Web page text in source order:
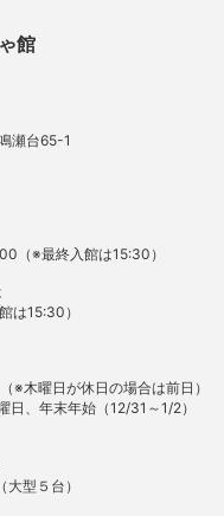
館
瀬台65-1
（※最終入館は15:30）
は15:30）
※木曜日が休日の場合は前日）
、年末年始（12/31～1/2）
型５台）